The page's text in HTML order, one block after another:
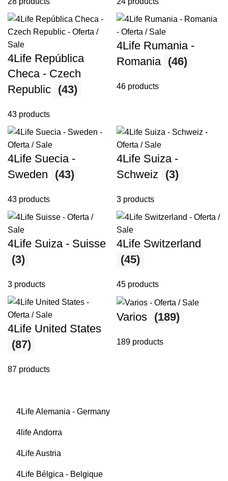
4Life Alemania - Germany
4life Andorra
4Life Austria
4Life Bélgica - Belgique
4Life República
Checa - Czech
Republic (43)
43 products
4Life Rumania -
Romania (46)
46 products
4Life Suecia -
Sweden
(43)
43 products
4Life Suiza -
Schweiz
(3)
3 products
4Life Suiza - Suisse
(3)
3 products
4Life Switzerland
(45)
45 products
4Life United States
(87)
87 products
Varios (189)
189 products